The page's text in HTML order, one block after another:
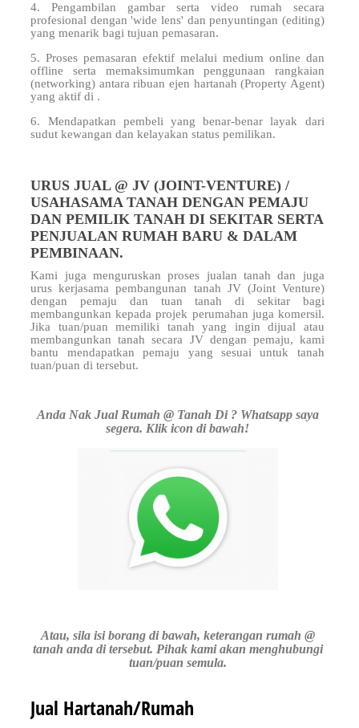
4. Pengambilan gambar serta video rumah secara
profesional dengan 'wide lens' dan penyuntingan (editing)
yang menarik bagi tujuan pemasaran.
5. Proses pemasaran efektif melalui medium online dan
offline serta memaksimumkan penggunaan rangkaian
(networking) antara ribuan ejen hartanah (Property Agent)
yang aktif di .
6. Mendapatkan pembeli yang benar-benar layak dari
sudut kewangan dan kelayakan status pemilikan.
URUS JUAL @ JV (JOINT-VENTURE) /
USAHASAMA TANAH DENGAN PEMAJU
DAN PEMILIK TANAH DI SEKITAR SERTA
PENJUALAN RUMAH BARU & DALAM
PEMBINAAN.
Kami juga menguruskan proses jualan tanah dan juga
urus kerjasama pembangunan tanah JV (Joint Venture)
dengan pemaju dan tuan tanah di sekitar bagi
membangunkan kepada projek perumahan juga komersil.
Jika tuan/puan memiliki tanah yang ingin dijual atau
membangunkan tanah secara JV dengan pemaju, kami
bantu mendapatkan pemaju yang sesuai untuk tanah
tuan/puan ditersebut.
Anda Nak Jual Rumah @ Tanah Di ? Whatsapp saya
segera. Klik icon di bawah!
Atau, sila isi borang di bawah, keterangan rumah @
tanah anda di tersebut. Pihak kami akan menghubungi
tuan/puan semula.